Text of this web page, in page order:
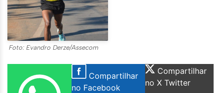
Foto: Evandro Derze/Assecom
Compartilhar
no Facebook
Compartilhar
no X Twitter